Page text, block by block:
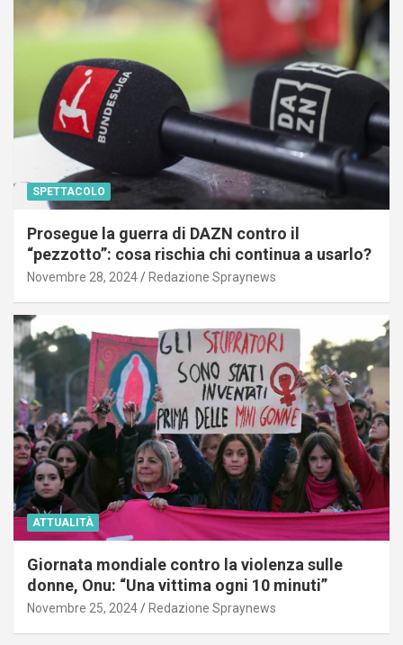
SPETTACOLO
Prosegue la guerra di DAZN contro il
“pezzotto”: cosa rischia chi continua a usarlo?
Novembre 28, 2024 Redazione Spraynews
ATTUALITÀ
Giornata mondiale contro la violenza sulle
donne, Onu: “Una vittima ogni 10 minuti”
Novembre 25, 2024 Redazione Spraynews